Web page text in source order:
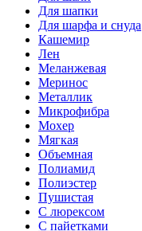
Для шапки
Для шарфа и снуда
Кашемир
Лен
Меланжевая
Меринос
Металлик
Микрофибра
Мохер
Мягкая
Объемная
Полиамид
Полиэстер
Пушистая
С люрексом
С пайетками